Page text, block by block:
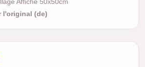
l'original (de)